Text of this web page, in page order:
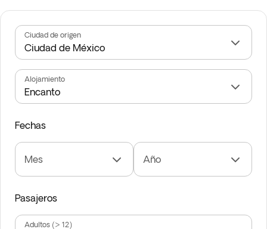
Ciudad de origen
Alojamiento
Fechas
Mes Año
Pasajeros
Adultos (> 12)